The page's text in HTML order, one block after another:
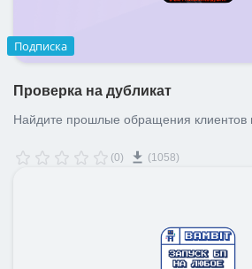
Подписка
Проверка на дубликат
Найдите прошлые обращения клиентов
(0) (1058)